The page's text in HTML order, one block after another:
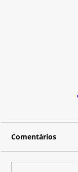
Comentários